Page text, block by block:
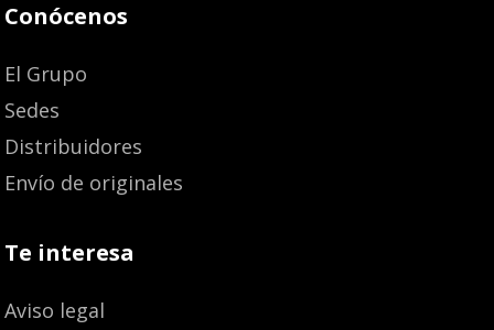
Conócenos
El Grupo
Sedes
Distribuidores
Envío de originales
Te interesa
Aviso legal